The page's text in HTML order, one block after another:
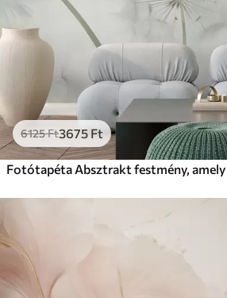
6125Ft3675 Ft